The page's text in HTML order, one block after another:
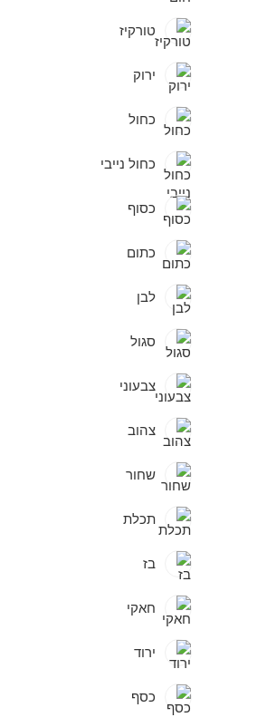
טורקיז
ירוק
כחול
כחול נייבי
כסוף
כתום
לבן
סגול
צבעוני
צהוב
שחור
תכלת
בז
חאקי
ירוד
כסף